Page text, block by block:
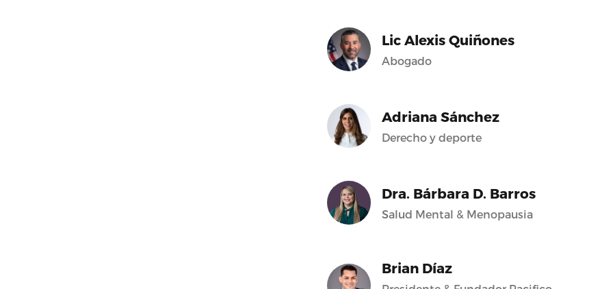
Lic Alexis Quiñones
Abogado
Adriana Sánchez
Derecho y deporte
Dra. Bárbara D. Barros
Salud Mental & Menopausia
Brian Díaz